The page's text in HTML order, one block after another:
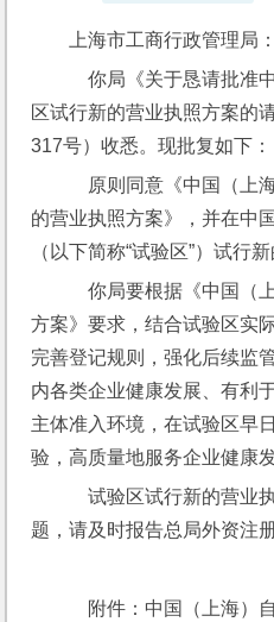
上海市工商行政管理局：
你局《关于恳请批准
区试行新的营业执照方案的
317号）收悉。现批复如下：
原则同意《中国（上
的营业执照方案》，并在中
（以下简称“试验区”）试行
你局要根据《中国（
方案》要求，结合试验区实
完善登记规则，强化后续监
内各类企业健康发展、有利
主体准入环境，在试验区早
验，高质量地服务企业健康发
试验区试行新的营业
题，请及时报告总局外资注册
附件：中国（上海）